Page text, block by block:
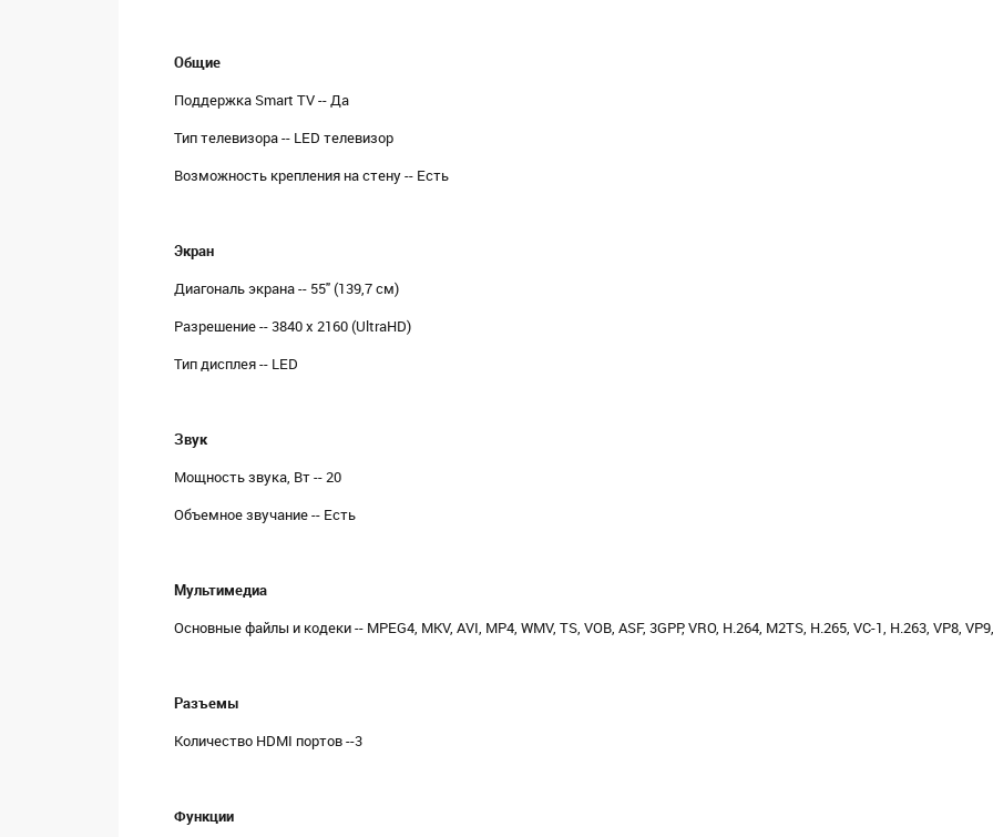
Общие
Поддержка Smart TV -- Да
Тип телевизора -- LED телевизор
Возможность крепления на стену -- Есть
Экран
Диагональ экрана -- 55" (139,7 см)
Разрешение -- 3840 х 2160 (UltraHD)
Тип дисплея -- LED
Звук
Мощность звука, Вт -- 20
Объемное звучание -- Есть
Мультимедиа
Основные файлы и кодеки -- MPEG4, MKV, AVI, MP4, WMV, TS, VOB, ASF, 3GPP, VRO, H.264, M2TS, H.265, VC-1, H.263, VP8,
Разъемы
Количество HDMI портов --3
Функции